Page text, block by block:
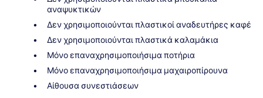
αναψυκτικών
Δεν χρησιμοποιούνται πλαστικοί αναδευτήρες καφέ
Δεν χρησιμοποιούνται πλαστικά καλαμάκια
Μόνο επαναχρησιμοποιήσιμα ποτήρια
Μόνο επαναχρησιμοποιήσιμα μαχαιροπίρουνα
Αίθουσα συνεστιάσεων